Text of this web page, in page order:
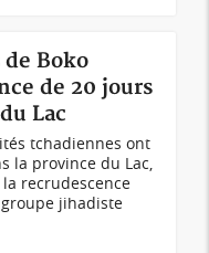
Boko
de 20 jours
Lac
tchadiennes ont
la province du Lac,
la recrudescence
jihadiste